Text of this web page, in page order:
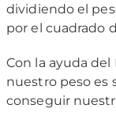
dividiendo el
por el cuadrado
Con la ayuda
nuestro peso es
conseguir